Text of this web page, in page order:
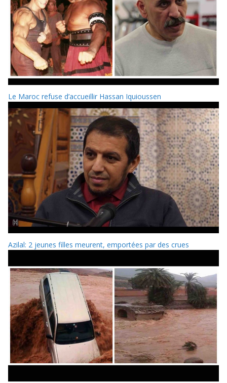
Le Maroc refuse d’accueillir Hassan Iquioussen
Azilal: 2 jeunes filles meurent, emportées par des crues